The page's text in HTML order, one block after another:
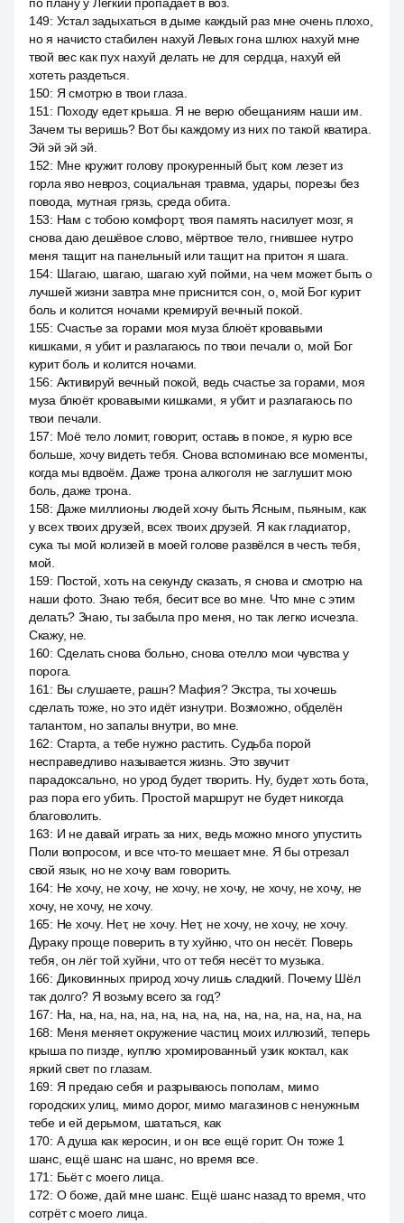
149: Устал задыхаться в дыме каждый раз мне очень плохо,
но я начисто стабилен нахуй Левых гона шлюх нахуй мне
твой вес как пух нахуй делать не для сердца, нахуй ей
хотеть раздеться.
150: Я смотрю в твои глаза.
151 : Походу едет крыша. Я не верю обещаниям наши им.
Зачем ты веришь? Вот бы каждому из них по такой кватира.
Эй эй эй эй.
152: Мне кружит голову прокуренный быт, ком лезет из
горла яво невроз, социальная травма, удары, порезы без
повода, мутная грязь, среда обита.
153: Нам с тобою комфорт, твоя память насилует мозг, я
снова даю дешёвое слово, мёртвое тело, гнившее нутро
меня тащит на панельный или тащит на притон я шага.
154: Шагаю, шагаю, шагаю хуй пойми, на чем может быть о
лучшей жизни завтра мне приснится сон, о, мой Бог курит
боль и колится ночами кремируй вечный покой.
155: Счастье за горами моя муза блюёт кровавыми
кишками, я убит и разлагаюсь по твои печали о, мой Бог
курит боль и колится ночами.
156: Активируй вечный покой, ведь счастье за горами, моя
муза блюёт кровавыми кишками, я убит и разлагаюсь по
твои печали.
157: Моё тело ломит, говорит, оставь в покое, я курю все
больше, хочу видеть тебя. Снова вспоминаю все моменты,
когда мы вдвоём. Даже трона алкоголя не заглушит мою
боль, даже трона.
158: Даже миллионы людей хочу быть Ясным, пьяным, как
у всех твоих друзей, всех твоих друзей. Я как гладиатор,
сука ты мой колизей в моей голове развёлся в честь тебя,
мой.
159: Постой, хоть на секунду сказать, я снова и смотрю на
наши фото. Знаю тебя, бесит все во мне. Что мне с этим
делать? Знаю, ты забыла про меня, но так легко исчезла.
Скажу, не.
160: Сделать снова больно, снова отелло мои чувства у
порога.
161 : Вы слушаете, рашн? Мафия? Экстра, ты хочешь
сделать тоже, но это идёт изнутри. Возможно, обделён
талантом, но запалы внутри, во мне.
162: Старта, а тебе нужно растить. Судьба порой
несправедливо называется жизнь. Это звучит
парадоксально, но урод будет творить. Ну, будет хоть бота,
раз пора его убить. Простой маршрут не будет никогда
благоволить.
163: И не давай играть за них, ведь можно много упустить
Поли вопросом, и все что-то мешает мне. Я бы отрезал
свой язык, но не хочу вам говорить.
164: Не хочу, не хочу, не хочу, не хочу, не хочу, не хочу, не
хочу, не хочу, не хочу.
165: Не хочу. Нет, не хочу. Нет, не хочу, не хочу, не хочу.
Дураку проще поверить в ту хуйню, что он несёт. Поверь
тебя, он лёг той хуйни, что от тебя несёт то музыка.
166: Диковинных природ хочу лишь сладкий. Почему Шёл
так долго? Я возьму всего за год?
167: На, на, на, на, на, на, на, на, на, на, на, на, на, на, на
168: Меня меняет окружение частиц моих иллюзий, теперь
крыша по пизде, куплю хромированный узик коктал, как
яркий свет по глазам.
169: Я предаю себя и разрываюсь пополам, мимо
городских улиц, мимо дорог, мимо магазинов с ненужным
тебе и ей дерьмом, шататься, как
170: А душа как керосин, и он все ещё горит. Он тоже 1
шанс, ещё шанс на шанс, но время все.
171 : Бьёт с моего лица.
172: О боже, дай мне шанс. Ещё шанс назад то время, что
сотрёт с моего лица.